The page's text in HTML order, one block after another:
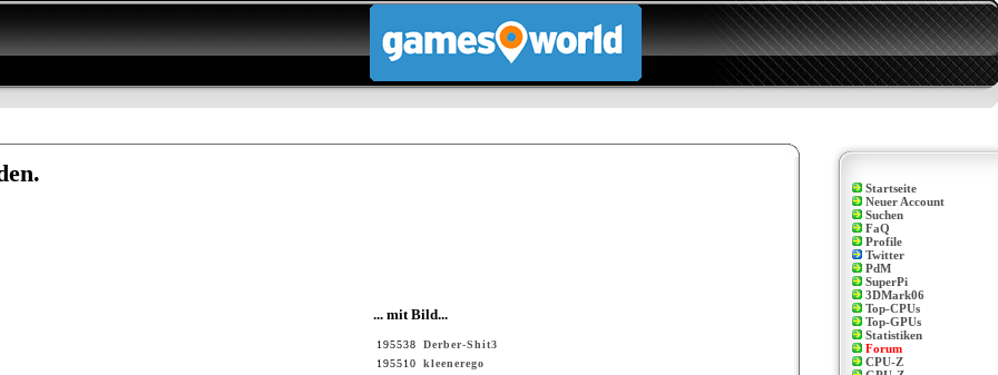
... mit Bild...
195538
Derber-Shit3
195510
kleenerego
Startseite
Neuer Account
Suchen
FaQ
Profile
Twitter
PdM
SuperPi
3DMark06
Top-CPUs
Top-GPUs
Statistiken
Forum
CPU-Z